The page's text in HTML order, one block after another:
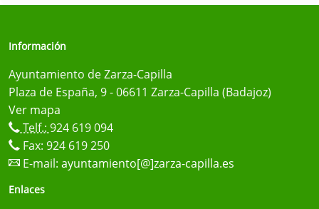
Información
Ayuntamiento de Zarza-Capilla
Plaza de España, 9 - 06611 Zarza-Capilla (Badajoz)
Ver mapa
Telf.: 924 619 094
Fax: 924 619 250
E-mail: ayuntamiento[@]zarza-capilla.es
Enlaces